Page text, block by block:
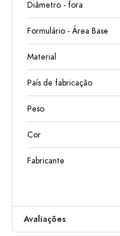
Diâmetro - fora
Formulário - Área Base
Material
País de fabricação
Peso
Cor
Fabricante
Avaliações